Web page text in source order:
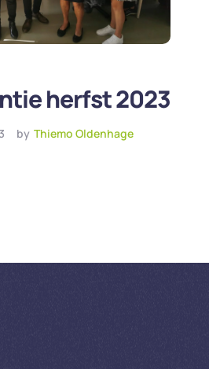
herfst 2023
by Thiemo Oldenhage